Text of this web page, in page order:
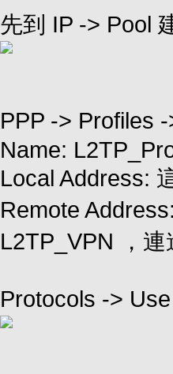
先到 IP -> Pool
PPP -> Profiles
Name:
Local Address:
Remote
L2TP_VPN ，
Protocols ->